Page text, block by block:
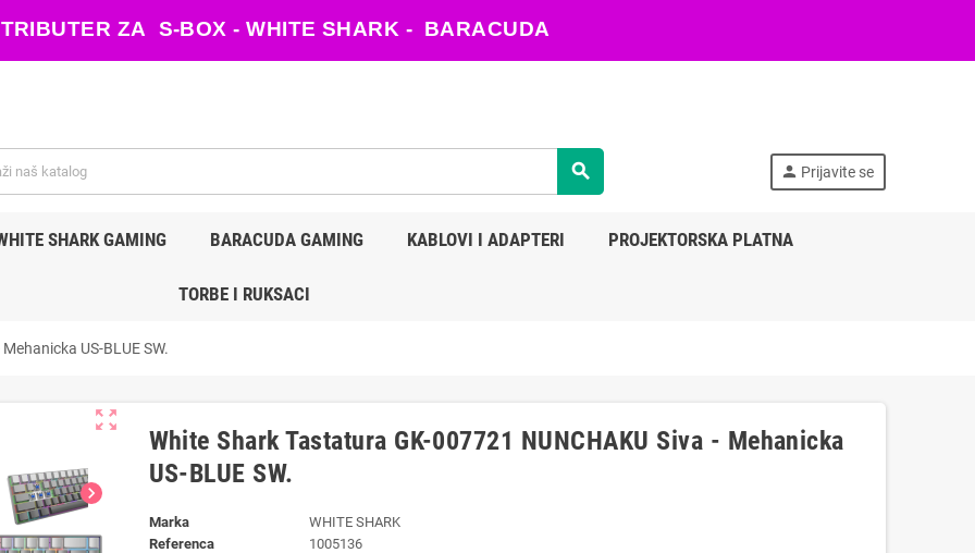
ZA S-BOX - WHITE SHARK - BARACUDA
search person Prijavite se
SHARK GAMING BARACUDA GAMING KABLOVI I ADAPTERI PROJEKTORSKA PLATNA
TORBE I RUKSACI
US-BLUE SW.
zoom_out_map
chevron_right
White Shark Tastatura GK-007721 NUNCHAKU Siva - Mehanicka
US-BLUE SW.
Marka
WHITE SHARK
Referenca
1005136